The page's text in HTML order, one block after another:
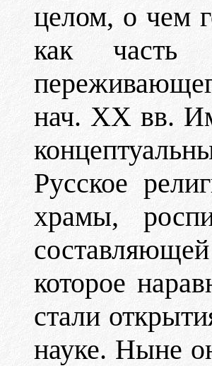
целом, о чем
как часть
нач. ХХ вв.
Русское
храмы,
составляющей
которое
стали
науке. Ныне